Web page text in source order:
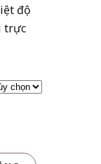
độ
trực